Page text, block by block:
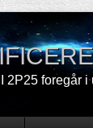
2P25 foregår i